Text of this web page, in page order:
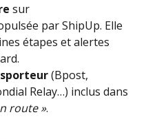
sur
par ShipUp. Elle
étapes et alertes
(Bpost,
Relay…) inclus dans
route ».